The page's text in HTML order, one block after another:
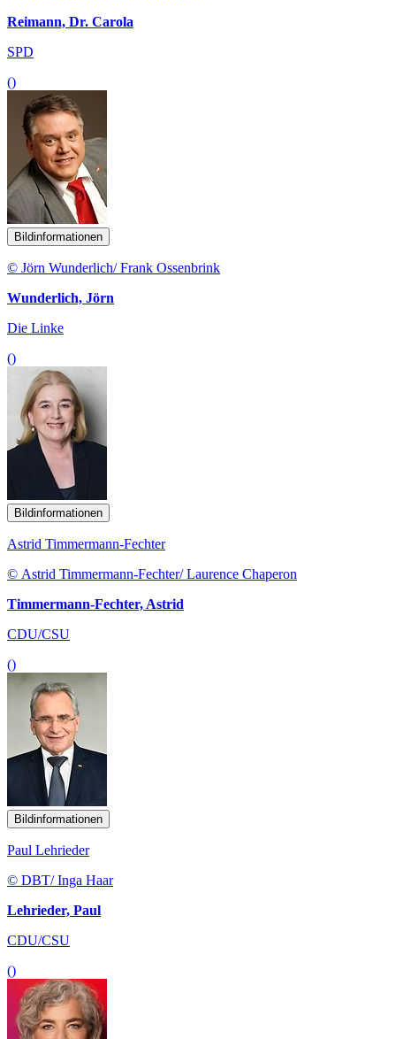
Reimann, Dr. Carola
SPD
()
Bildinformationen
© Jörn Wunderlich/ Frank Ossenbrink
Wunderlich, Jörn
Die Linke
()
Bildinformationen
Astrid Timmermann-Fechter
© Astrid Timmermann-Fechter/ Laurence Chaperon
Timmermann-Fechter, Astrid
CDU/CSU
()
Bildinformationen
Paul Lehrieder
© DBT/ Inga Haar
Lehrieder, Paul
CDU/CSU
()